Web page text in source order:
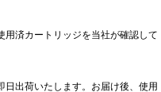
用済カートリッジを当社が確認して
日出荷いたします。お届け後、使用